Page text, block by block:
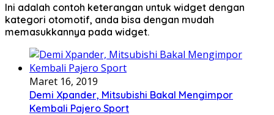
Ini adalah contoh keterangan untuk widget dengan
kategori otomotif, anda bisa dengan mudah
memasukkannya pada widget.
Maret 16, 2019
Demi Xpander, Mitsubishi Bakal Mengimpor
Kembali Pajero Sport